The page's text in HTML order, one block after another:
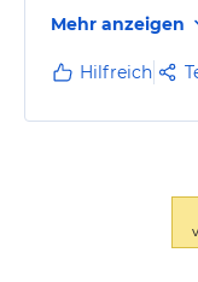
Mehr anzeigen
Hilfreich